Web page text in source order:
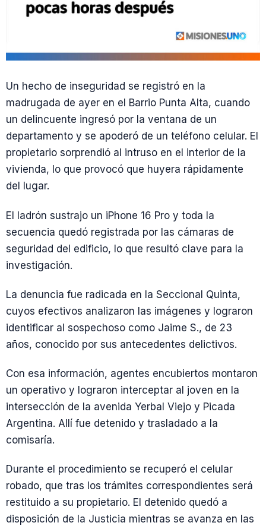
Un hecho de inseguridad se registró en la
madrugada de ayer en el Barrio Punta Alta, cuando
un delincuente ingresó por la ventana de un
departamento y se apoderó de un teléfono celular. El
propietario sorprendió al intruso en el interior de la
vivienda, lo que provocó que huyera rápidamente
del lugar.
El ladrón sustrajo un iPhone 16 Pro y toda la
secuencia quedó registrada por las cámaras de
seguridad del edificio, lo que resultó clave para la
investigación.
La denuncia fue radicada en la Seccional Quinta,
cuyos efectivos analizaron las imágenes y lograron
identificar al sospechoso como Jaime S., de 23
años, conocido por sus antecedentes delictivos.
Con esa información, agentes encubiertos montaron
un operativo y lograron interceptar al joven en la
intersección de la avenida Yerbal Viejo y Picada
Argentina. Allí fue detenido y trasladado a la
comisaría.
Durante el procedimiento se recuperó el celular
robado, que tras los trámites correspondientes será
restituido a su propietario. El detenido quedó a
disposición de la Justicia mientras se avanza en las